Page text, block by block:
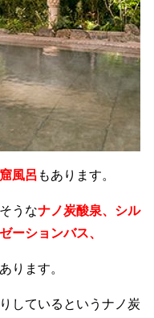
風呂 もあります。
うなナノ炭酸泉、シル
ーションバス、
ります。
しているというナノ炭